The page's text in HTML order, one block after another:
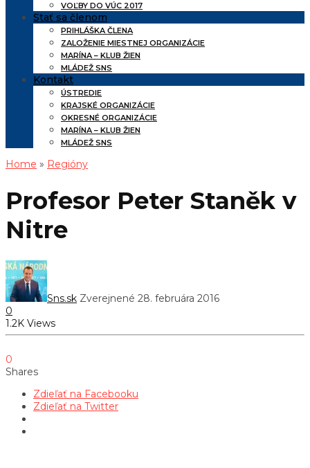
VOĽBY DO VÚC 2017
Stať sa členom
PRIHLÁŠKA ČLENA
ZALOŽENIE MIESTNEJ ORGANIZÁCIE
MARÍNA – KLUB ŽIEN
MLÁDEŽ SNS
Kontakt
ÚSTREDIE
KRAJSKÉ ORGANIZÁCIE
OKRESNÉ ORGANIZÁCIE
MARÍNA – KLUB ŽIEN
MLÁDEŽ SNS
Home » Regióny
Profesor Peter Staněk v
Nitre
Sns.sk Zverejnené 28. februára 2016
0
1.2K Views
0
Shares
Zdieľať na Facebooku
Zdieľať na Twitter